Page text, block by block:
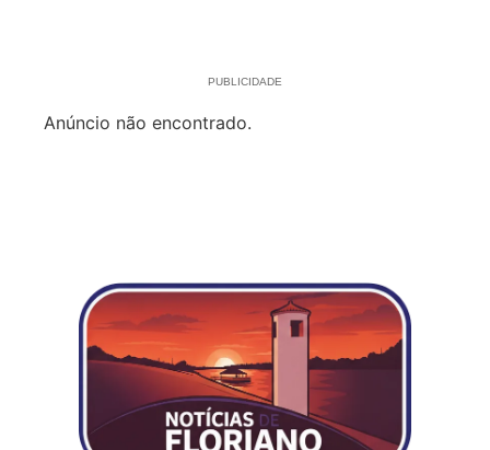
PUBLICIDADE
Anúncio não encontrado.